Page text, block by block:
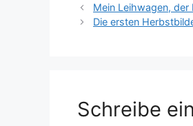
Mein Leihwagen, der
Die ersten
Schreibe